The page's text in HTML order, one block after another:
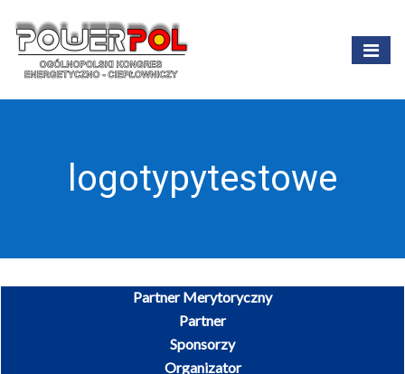
logotypytestowe
Partner Merytoryczny
Partner
Sponsorzy
Organizator